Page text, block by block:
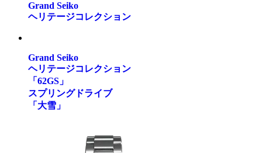
Grand Seiko
ヘリテージコレクション
Grand Seiko
ヘリテージコレクション
「62GS」
スプリングドライブ
「大雪」